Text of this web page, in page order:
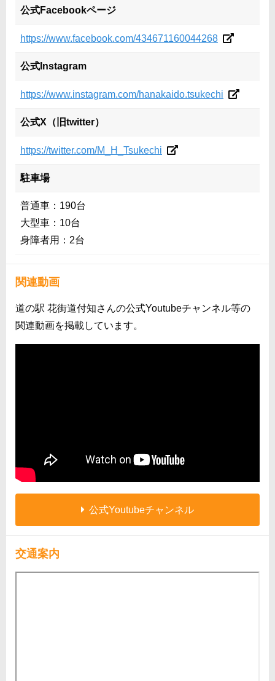
公式Facebookページ
https://www.facebook.com/434671160044268
公式Instagram
https://www.instagram.com/hanakaido.tsukechi
公式X（旧twitter）
https://twitter.com/M_H_Tsukechi
駐車場
普通車：190台
大型車：10台
身障者用：2台
関連動画
道の駅 花街道付知さんの公式Youtubeチャンネル等の
関連動画を掲載しています。
公式Youtubeチャンネル
交通案内